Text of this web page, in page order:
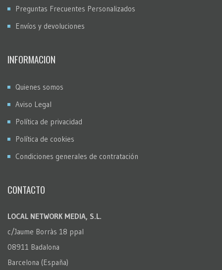
Preguntas Frecuentes Personalizados
Envíos y devoluciones
INFORMACION
Quienes somos
Aviso Legal
Política de privacidad
Política de cookies
Condiciones generales de contratación
CONTACTO
LOCAL NETWORK MEDIA, S.L.
c/Jaume Borràs 18 ppal
08911 Badalona
Barcelona (España)